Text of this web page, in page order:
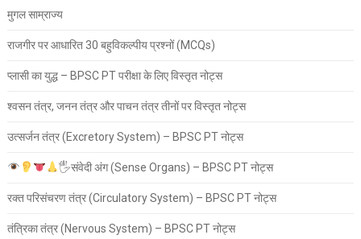
मुगल साम्राज्य
राजगीर पर आधारित 30 बहुविकल्पीय प्रश्नों (MCQs)
प्लासी का युद्ध – BPSC PT परीक्षा के लिए विस्तृत नोट्स
श्वसन तंत्र, जनन तंत्र और पाचन तंत्र तीनों पर विस्तृत नोट्स
उत्सर्जन तंत्र (Excretory System) – BPSC PT नोट्स
🖐संवेदी अंग (Sense Organs) – BPSC PT नोट्स
रक्त परिसंचरण तंत्र (Circulatory System) – BPSC PT नोट्स
तंत्रिका तंत्र (Nervous System) – BPSC PT नोट्स